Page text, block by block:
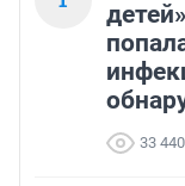
33 440